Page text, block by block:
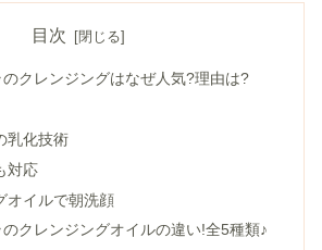
目次
クレンジングはなぜ人気?理由は?
乳化技術
対応
オイルで朝洗顔
クレンジングオイルの違い!全5種類♪